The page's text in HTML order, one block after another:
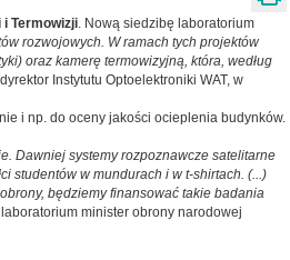
Termowizji. Nową siedzibę laboratorium
rozwojowych. W ramach tych projektów
oraz kamerę termowizyjną, która, według
Instytutu Optoelektroniki WAT, w
i np. do oceny jakości ocieplenia budynków.
Dawniej systemy rozpoznawcze satelitarne
studentów w mundurach i w t-shirtach. (...)
będziemy finansować takie badania
minister obrony narodowej